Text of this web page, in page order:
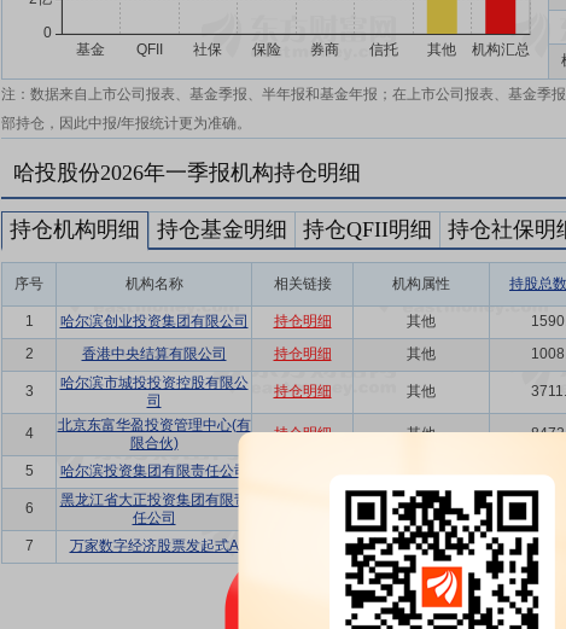
注：数据来自上市公司报表、基金季报、半年报和基金年报；在上市公司报表、基金季
部持仓，因此中报/年报统计更为准确。
哈投股份2026年一季报机构持仓明细
持仓机构明细 持仓基金明细 持仓QFII明细 持仓社保明
序号 机构名称 相关链接 机构属性 持股总
1 哈尔滨创业投资集团有限公司 持仓明细 其他
2
香港中央结算有限公司 持仓明细 其他
3
哈尔滨市城投投资控股有限公
司
持仓明细 其他
4
北京东富华盈投资管理中心(有
限合伙)
持仓明细 其他
5 哈尔滨投资集团有限责任公司 其他
6
黑龙江省大正投资集团有限责
任公司
其他
7 万家数字经济股票发起式A 基金
数据来源： 东方财富Choice数据